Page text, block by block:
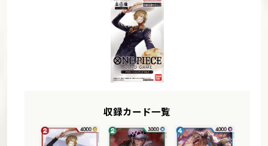
収録カード一覧